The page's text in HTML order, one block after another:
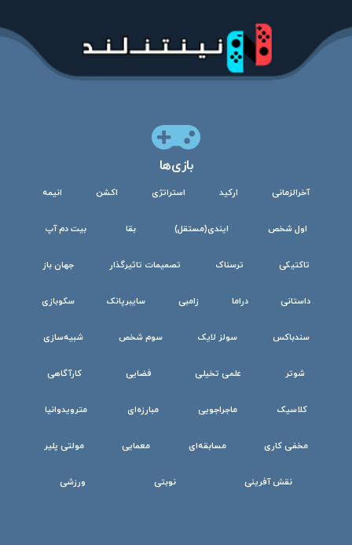
بازی‌ها
آخرالزمانی ارکید استراتژی اکشن انیمه
اول شخص ایندی(مستقل) بقا بیت دم آپ
تاکتیکی ترسناک تصمیمات تاثیرگذار جهان باز
داستانی دراما زامبی سایبرپانک سکوبازی
سندباکس سولز لایک سوم شخص شبیه‌سازی
شوتر علمی تخیلی فضایی کارآگاهی
کلاسیک ماجراجویی مبارزه‌ای مترویدوانیا
مخفی کاری مسابقه‌ای معمایی مولتی پلیر
نقش آفرینی نوبتی ورزشی